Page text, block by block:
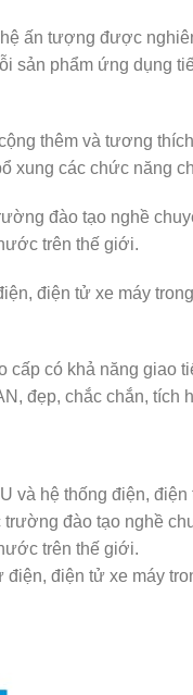
ấn tượng được
sản phẩm ứng dụng
thêm và tương
xung các chức năng
đào tạo nghề
trên thế giới.
điện tử xe máy
có khả năng giao
đẹp, chắc chắn,
và hệ thống điện, điện
đào tạo nghề
trên thế giới.
điện tử xe máy